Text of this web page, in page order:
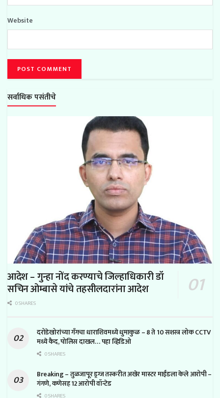
Website
सर्वाधिक पसंतीचे
आदेश – गुन्हा नोंद करण्याचे जिल्हाधिकारी डॉ
सचिन ओम्बासे यांचे तहसीलदारांना आदेश
0 SHARES
दरोडेखोरांच्या गँगचा धाराशिवमध्ये धुमाकुळ – 8 ते 10 सशस्त्र लोक CCTV
मध्ये कैद, पोलिस दाखल… पहा व्हिडिओ
0 SHARES
Breaking – तुळजापूर ड्रग्ज तस्करीत अखेर मास्टर माईंडला केले आरोपी –
गंगणे, कणेसह 12 आरोपी वॉन्टेड
0 SHARES